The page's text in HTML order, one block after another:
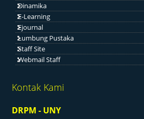
Dinamika
E-Learning
Ejournal
Lumbung Pustaka
Staff Site
Webmail Staff
Kontak Kami
DRPM - UNY